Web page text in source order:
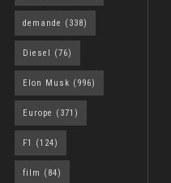
demande (338)
Diesel (76)
Elon Musk (996)
Europe (371)
F1 (124)
film (84)